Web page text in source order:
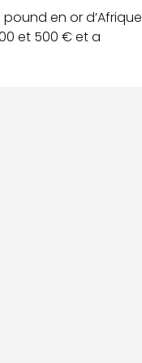
en or d’Afrique
et 500 € et a